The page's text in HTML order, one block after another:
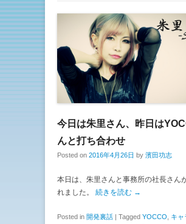
今日は朱里さん、昨日は
んと打ち合わせ
Posted on 2016年4月26日 by 濱田功志
本日は、朱里さんと事務所の社長さん
れました。 続きを読む →
Posted in 開発裏話 | Tagged YOCCO キャ